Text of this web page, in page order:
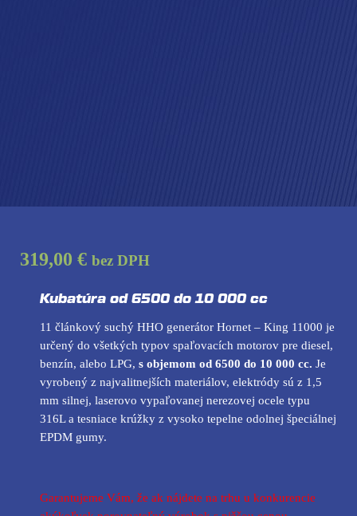
319,00 € bez DPH
Kubatúra od 6500 do 10 000 cc
11 článkový suchý HHO generátor Hornet – King 11000 je
určený do všetkých typov spaľovacích motorov pre diesel,
benzín, alebo LPG, s objemom od 6500 do 10 000 cc. Je
vyrobený z najvalitnejších materiálov, elektródy sú z 1,5
mm silnej, laserovo vypaľovanej nerezovej ocele typu
316L a tesniace krúžky z vysoko tepelne odolnej špeciálnej
EPDM gumy.
Garantujeme Vám, že ak nájdete na trhu u konkurencie